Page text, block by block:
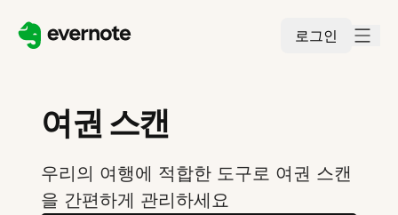
로그인
여권 스캔
우리의 여행에 적합한 도구로 여권 스캔
을 간편하게 관리하세요